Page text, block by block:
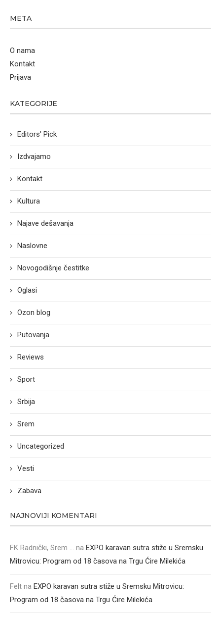
META
O nama
Kontakt
Prijava
KATEGORIJE
Editors' Pick
Izdvajamo
Kontakt
Kultura
Najave dešavanja
Naslovne
Novogodišnje čestitke
Oglasi
Ozon blog
Putovanja
Reviews
Sport
Srbija
Srem
Uncategorized
Vesti
Zabava
NAJNOVIJI KOMENTARI
FK Radnički, Srem ... na EXPO karavan sutra stiže u Sremsku
Mitrovicu: Program od 18 časova na Trgu Ćire Milekića
Felt na EXPO karavan sutra stiže u Sremsku Mitrovicu:
Program od 18 časova na Trgu Ćire Milekića